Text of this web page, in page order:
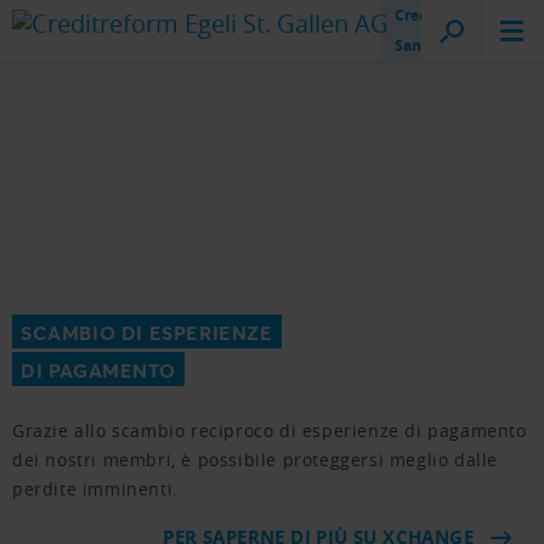
Creditreform
San Gallo
SCAMBIO DI ESPERIENZE
DI PAGAMENTO
Grazie allo scambio reciproco di esperienze di pagamento
dei nostri membri, è possibile proteggersi meglio dalle
perdite imminenti.
PER SAPERNE DI PIÙ SU XCHANGE